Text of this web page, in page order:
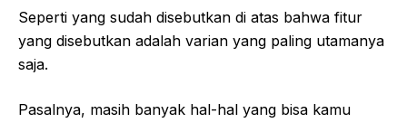
Seperti yang sudah disebutkan di atas bahwa fitur
yang disebutkan adalah varian yang paling utamanya
saja.
Pasalnya, masih banyak hal-hal yang bisa kamu